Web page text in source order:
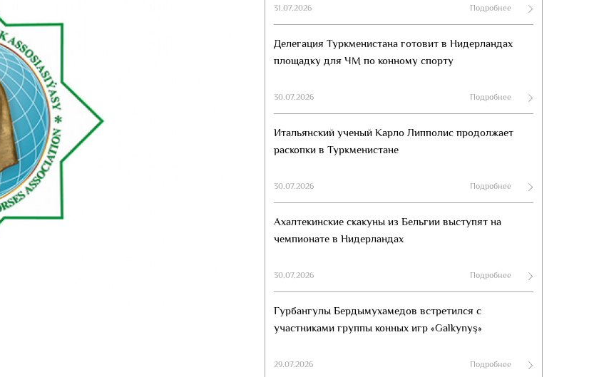
31.07.2026 Подробнее
Делегация Туркменистана готовит в Нидерландах
площадку для ЧМ по конному спорту
30.07.2026 Подробнее
Итальянский ученый Карло Липполис продолжает
раскопки в Туркменистане
30.07.2026 Подробнее
Ахалтекинские скакуны из Бельгии выступят на
чемпионате в Нидерландах
30.07.2026 Подробнее
Гурбангулы Бердымухамедов встретился с
участниками группы конных игр «Galkynyş»
29.07.2026 Подробнее